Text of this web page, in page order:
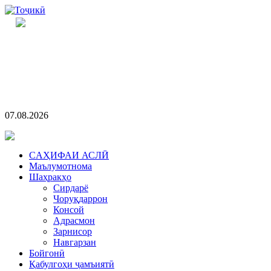
07.08.2026
CАҲИФАИ АСЛӢ
Маълумотнома
Шаҳракҳо
Сирдарё
Чоруқдаррон
Консой
Адрасмон
Зарнисор
Навгарзан
Бойгонӣ
Қабулгоҳи ҷамъиятӣ